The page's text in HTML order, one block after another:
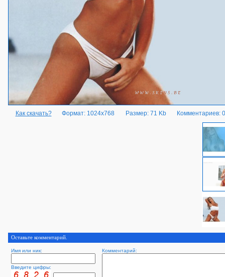
Как скачать? Формат: 1024x768 Размер: 71 Kb Комментариев: 0
Оставьте комментарий.
Имя или ник: Комментарий:
Введите цифры: